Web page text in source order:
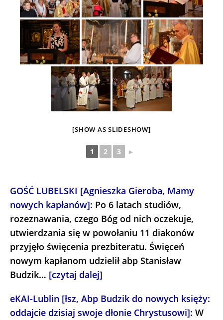
[SHOW AS SLIDESHOW]
1 2 3 ►
GOŚĆ LUBELSKI [Agnieszka Gieroba, Mamy
nowych kapłanów]: Po 6 latach studiów,
rozeznawania, czego Bóg od nich oczekuje,
utwierdzania się w powołaniu 11 diakonów
przyjęło święcenia prezbiteratu. Święceń
nowym kapłanom udzielił abp Stanisław
Budzik… [czytaj dalej]
eKAI-Lublin [łsz, Abp Budzik do nowych księży:
oddajcie dzisiaj swoje dłonie Chrystusowi]: W